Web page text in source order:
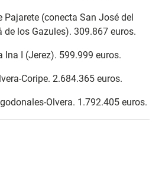
Pajarete (conecta San José del
de los Gazules). 309.867 euros.
Ina I (Jerez). 599.999 euros.
Coripe. 2.684.365 euros.
Olvera. 1.792.405 euros.